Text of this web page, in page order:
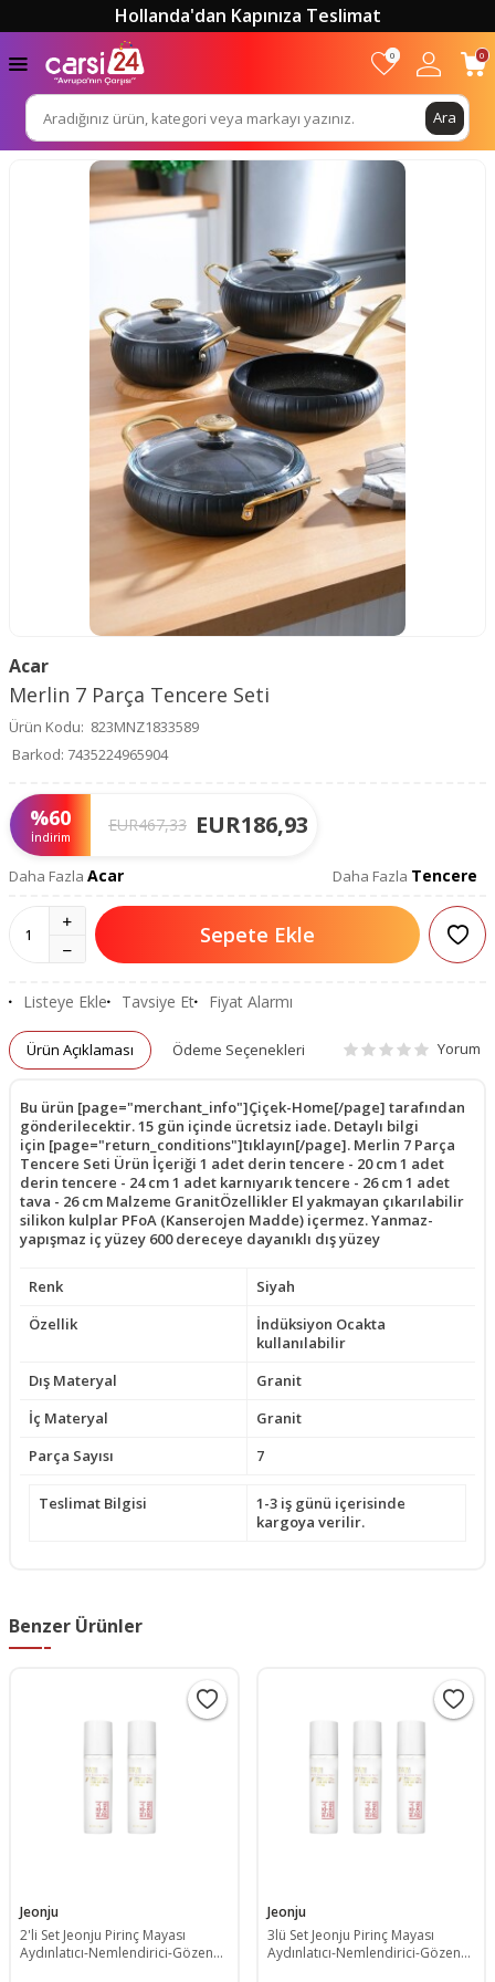
Hollanda'dan Kapınıza Teslimat
Ara
0 0
Acar
Merlin 7 Parça Tencere Seti
Ürün Kodu: 823MNZ1833589
Barkod: 7435224965904
%60
İndirim
EUR467,33 EUR186,93
Daha Fazla Acar Daha Fazla Tencere
Sepete Ekle
Listeye Ekle Tavsiye Et Fiyat Alarmı
Ürün Açıklaması Ödeme Seçenekleri Yorum
Bu ürün [page="merchant_info"]Çiçek-Home[/page] tarafından
gönderilecektir. 15 gün içinde ücretsiz iade. Detaylı bilgi
için [page="return_conditions"]tıklayın[/page]. Merlin 7 Parça
Tencere Seti Ürün İçeriği 1 adet derin tencere - 20 cm 1 adet
derin tencere - 24 cm 1 adet karnıyarık tencere - 26 cm 1 adet
tava - 26 cm Malzeme GranitÖzellikler El yakmayan çıkarılabilir
silikon kulplar PFoA (Kanserojen Madde) içermez. Yanmaz-
yapışmaz iç yüzey 600 dereceye dayanıklı dış yüzey
Renk
Siyah
Özellik
İndüksiyon Ocakta
kullanılabilir
Dış Materyal
Granit
İç Materyal
Granit
Parça Sayısı
7
Teslimat Bilgisi
1-3 iş günü içerisinde
kargoya verilir.
Benzer Ürünler
Jeonju
2'li Set Jeonju Pirinç Mayası
Aydınlatıcı-Nemlendirici-Gözenek
Jeonju
3lü Set Jeonju Pirinç Mayası
Aydınlatıcı-Nemlendirici-Gözenek